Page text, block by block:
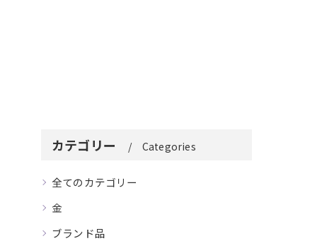
カテゴリー Categories
全てのカテゴリー
金
ブランド品